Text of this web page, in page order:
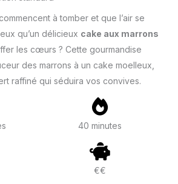
à tomber et que l’air se
qu’un délicieux cake aux marrons
les cœurs ? Cette gourmandise
des marrons à un cake moelleux,
raffiné qui séduira vos convives.
40 minutes
€€